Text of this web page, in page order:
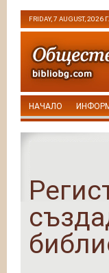
FRIDAY, 7 AUGUST, 2026 Г.
НАЧАЛО